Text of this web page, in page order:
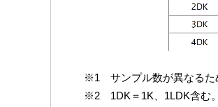
※1 サンプル数が異なるた
※2 1DK＝1K、1LDK含む。